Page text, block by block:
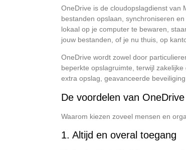
OneDrive is de cloudopslagdienst van
bestanden opslaan, synchroniseren
lokaal op je computer te bewaren,
jouw bestanden, of je nu thuis, op
OneDrive wordt zowel door
beperkte opslagruimte, terwijl
extra opslag, geavanceerde
De voordelen van
Waarom kiezen zoveel mensen en
1. Altijd en overal toegang